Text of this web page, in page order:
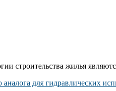
строительства жилья